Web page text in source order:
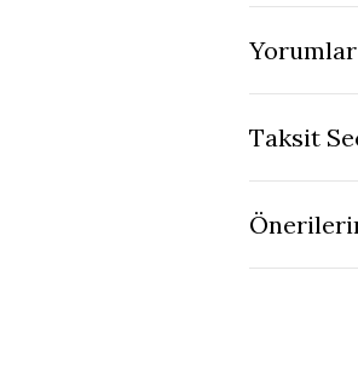
Yorumlar
Taksit